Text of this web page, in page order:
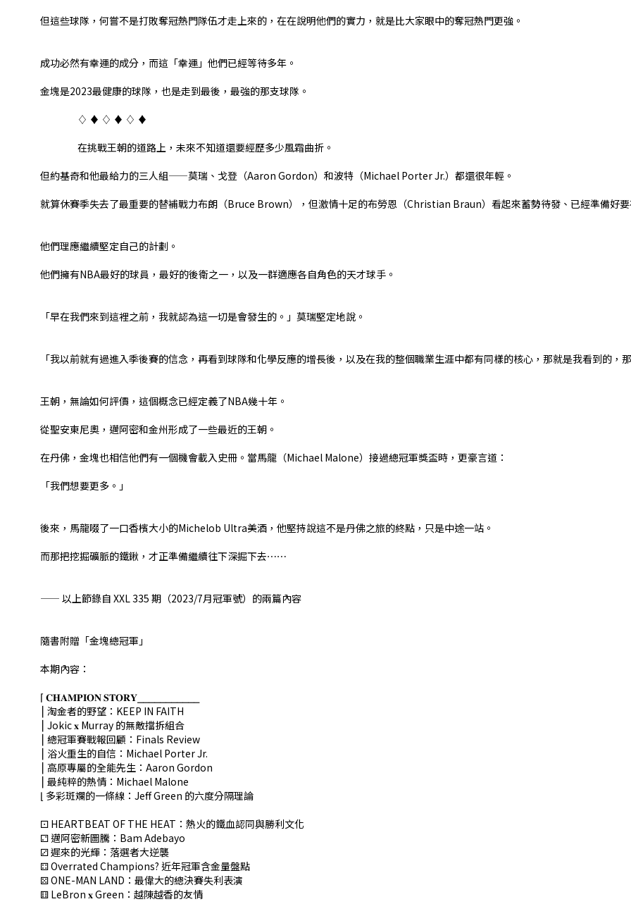
但這些球隊，何嘗不是打敗奪冠熱門隊伍才走上來的，在在說明他們的實力，就是比大家眼中的奪冠熱門更強。
成功必然有幸運的成分，而這「幸運」他們已經等待多年。
金塊是2023最健康的球隊，也是走到最後，最強的那支球隊。
⠀⠀⠀⠀⠀ ♢ ♦ ♢ ♦ ♢ ♦
⠀⠀⠀⠀⠀ 在挑戰王朝的道路上，未來不知道還要經歷多少風霜曲折。
但約基奇和他最給力的三人組——莫瑞、戈登（Aaron Gordon）和波特（Michael Porter Jr.）都還很年輕。
就算休賽季失去了最重要的替補戰力布朗（Bruce Brown），但激情十足的布勞恩（Christian Braun）看起來蓄勢待發、已經準備好
他們理應繼續堅定自己的計劃。
他們擁有NBA最好的球員，最好的後衛之一，以及一群適應各自角色的天才球手。
「早在我們來到這裡之前，我就認為這一切是會發生的。」莫瑞堅定地說。
「我以前就有過進入季後賽的信念，再看到球隊和化學反應的增長後，以及在我的整個職業生涯中都有同樣的核心，那就是我看到的，
王朝，無論如何評價，這個概念已經定義了NBA幾十年。
從聖安東尼奧，邁阿密和金州形成了一些最近的王朝。
在丹佛，金塊也相信他們有一個機會載入史冊。當馬龍（Michael Malone）接過總冠軍獎盃時，更豪言道：
「我們想要更多。」
後來，馬龍啜了一口香檳大小的Michelob Ultra美酒，他堅持說這不是丹佛之旅的終點，只是中途一站。
而那把挖掘礦脈的鐵鍬，才正準備繼續往下深掘下去⋯⋯
—— 以上節錄自 XXL 335 期（2023/7月冠軍號）的兩篇內容
隨書附贈「金塊總冠軍」
本期內容：
⌈ 𝐂𝐇𝐀𝐌𝐏𝐈𝐎𝐍 𝐒𝐓𝐎𝐑𝐘⎯⎯⎯⎯⎯⎯⎯⎯⎯⎯⎯
⎮ 淘金者的野望：KEEP IN FAITH
⎮ Jokic 𝐱 Murray 的無敵擋拆組合
⎮ 總冠軍賽戰報回顧：Finals Review
⎮ 浴火重生的自信：Michael Porter Jr.
⎮ 高原專屬的全能先生：Aaron Gordon
⎮ 最純粹的熱情：Michael Malone
⌊ 多彩斑斕的一條線：Jeff Green 的六度分隔理論
⚀ HEARTBEAT OF THE HEAT：熱火的鐵血認同與勝利文化
⚁ 邁阿密新圖騰：Bam Adebayo
⚂ 遲來的光輝：落選者大逆襲
⚃ Overrated Champions? 近年冠軍含金量盤點
⚄ ONE-MAN LAND：最偉大的總決賽失利表演
⚅ LeBron 𝐱 Green：越陳越香的友情